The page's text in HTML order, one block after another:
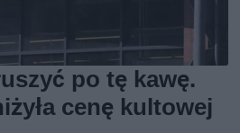
po tę kawę.
cenę kultowej